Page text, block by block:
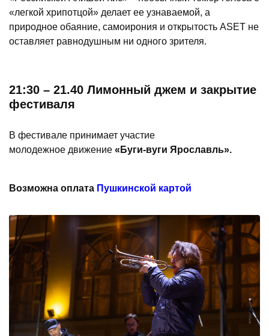
«легкой хрипотцой» делает ее узнаваемой, а
природное обаяние, самоирония и открытость ASET не
оставляет равнодушным ни одного зрителя.
21:30 – 21.40 Лимонный джем и закрытие
фестиваля
В фестивале принимает участие
молодежное движение «Буги-вуги Ярославль».
Возможна оплата Пушкинской картой